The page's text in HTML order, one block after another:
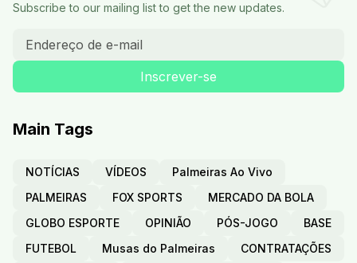
Subscribe to our mailing list to get the new updates.
Main Tags
NOTÍCIAS VÍDEOS
Palmeiras Ao Vivo
PALMEIRAS
FOX SPORTS
MERCADO DA BOLA
GLOBO ESPORTE
OPINIÃO PÓS-JOGO
BASE
FUTEBOL
Musas do Palmeiras
CONTRATAÇÕES